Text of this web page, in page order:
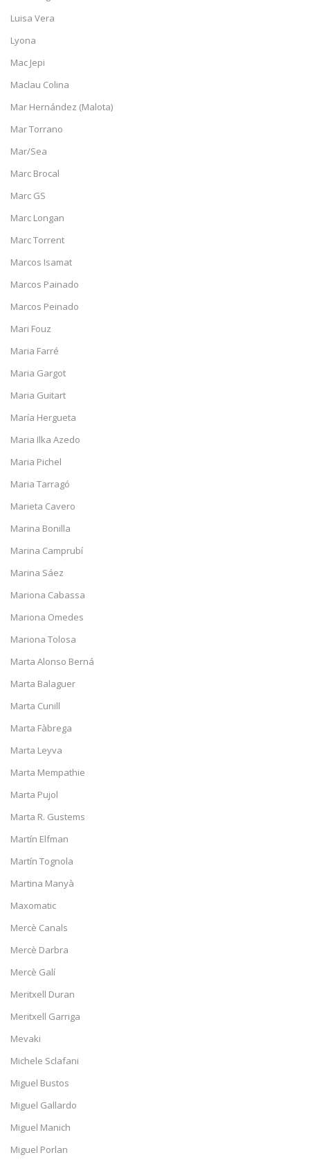
Luisa Vera
Lyona
Mac Jepi
Maclau Colina
Mar Hernández (Malota)
Mar Torrano
Mar/Sea
Marc Brocal
Marc GS
Marc Longan
Marc Torrent
Marcos Isamat
Marcos Painado
Marcos Peinado
Mari Fouz
Maria Farré
Maria Gargot
Maria Guitart
María Hergueta
Maria Ilka Azedo
Maria Pichel
Maria Tarragó
Marieta Cavero
Marina Bonilla
Marina Camprubí
Marina Sáez
Mariona Cabassa
Mariona Omedes
Mariona Tolosa
Marta Alonso Berná
Marta Balaguer
Marta Cunill
Marta Fàbrega
Marta Leyva
Marta Mempathie
Marta Pujol
Marta R. Gustems
Martín Elfman
Martín Tognola
Martina Manyà
Maxomatic
Mercè Canals
Mercè Darbra
Mercè Galí
Meritxell Duran
Meritxell Garriga
Mevaki
Michele Sclafani
Miguel Bustos
Miguel Gallardo
Miguel Manich
Miguel Porlan